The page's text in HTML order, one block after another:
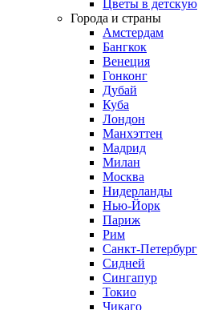
Цветы в детскую
Города и страны
Амстердам
Бангкок
Венеция
Гонконг
Дубай
Куба
Лондон
Манхэттен
Мадрид
Милан
Москва
Нидерланды
Нью-Йорк
Париж
Рим
Санкт-Петербург
Сидней
Сингапур
Токио
Чикаго